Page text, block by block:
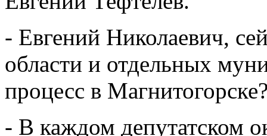
- Евгений Николаевич,
области и отдельных
процесс в
- В каждом депутатском